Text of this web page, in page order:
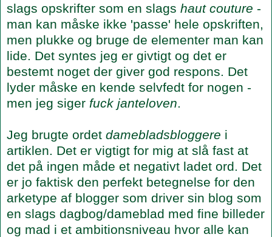
slags opskrifter som en slags haut couture -
man kan måske ikke 'passe' hele opskriften,
men plukke og bruge de elementer man kan
lide. Det syntes jeg er givtigt og det er
bestemt noget der giver god respons. Det
lyder måske en kende selvfedt for nogen -
men jeg siger fuck janteloven.
Jeg brugte ordet damebladsbloggere i
artiklen. Det er vigtigt for mig at slå fast at
det på ingen måde et negativt ladet ord. Det
er jo faktisk den perfekt betegnelse for den
arketype af blogger som driver sin blog som
en slags dagbog/dameblad med fine billeder
og mad i et ambitionsniveau hvor alle kan